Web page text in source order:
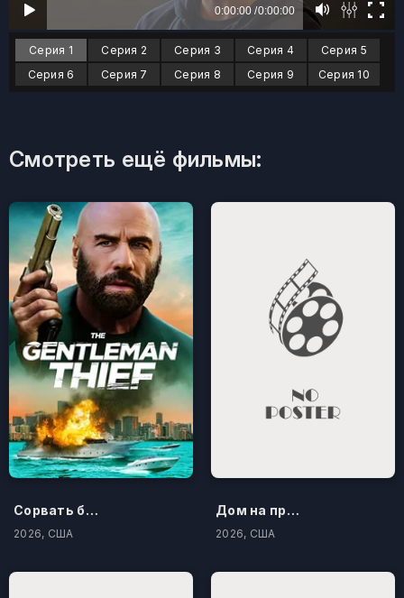
Серия 1 Серия 2 Серия 3 Серия 4
Серия 5
Серия 6
Серия 7 Серия 8 Серия 9 Серия 10
Смотреть ещё фильмы:
Сорвать банк 3: Вор-джентльмен
2026, США
Дом на проклятом холме
2026, США